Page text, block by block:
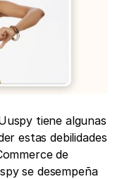
tiene algunas
estas debilidades
de
se desempeña